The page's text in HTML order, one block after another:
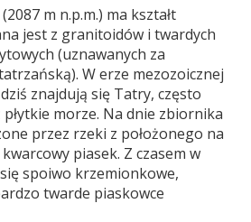
m n.p.m.) ma kształt
jest z granitoidów i twardych
(uznawanych za
W erze mezozoicznej
znajdują się Tatry, często
płytkie morze. Na dnie zbiornika
przez rzeki z położonego na
kwarcowy piasek. Z czasem w
spoiwo krzemionkowe,
twarde piaskowce